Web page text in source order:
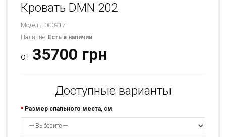
Кровать DMN 202
Модель: 000917
Наличие: Есть в наличии
от 35700 грн
Доступные варианты
Размер спального места, см